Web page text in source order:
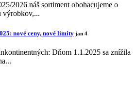
2026 náš sortiment obohacujeme o
výrobkov,...
nové ceny, nové limity jan 4
Dňom 1.1.2025 sa znížila